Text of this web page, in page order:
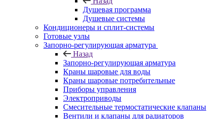
Душевая программа
Душевые системы
Кондиционеры и сплит-системы
Готовые узлы
Запорно-регулирующая арматура
Назад
Запорно-регулирующая арматура
Краны шаровые для воды
Краны шаровые потребительные
Приборы управления
Электроприводы
Смесительные термостатические клапаны
Вентили и клапаны для радиаторов